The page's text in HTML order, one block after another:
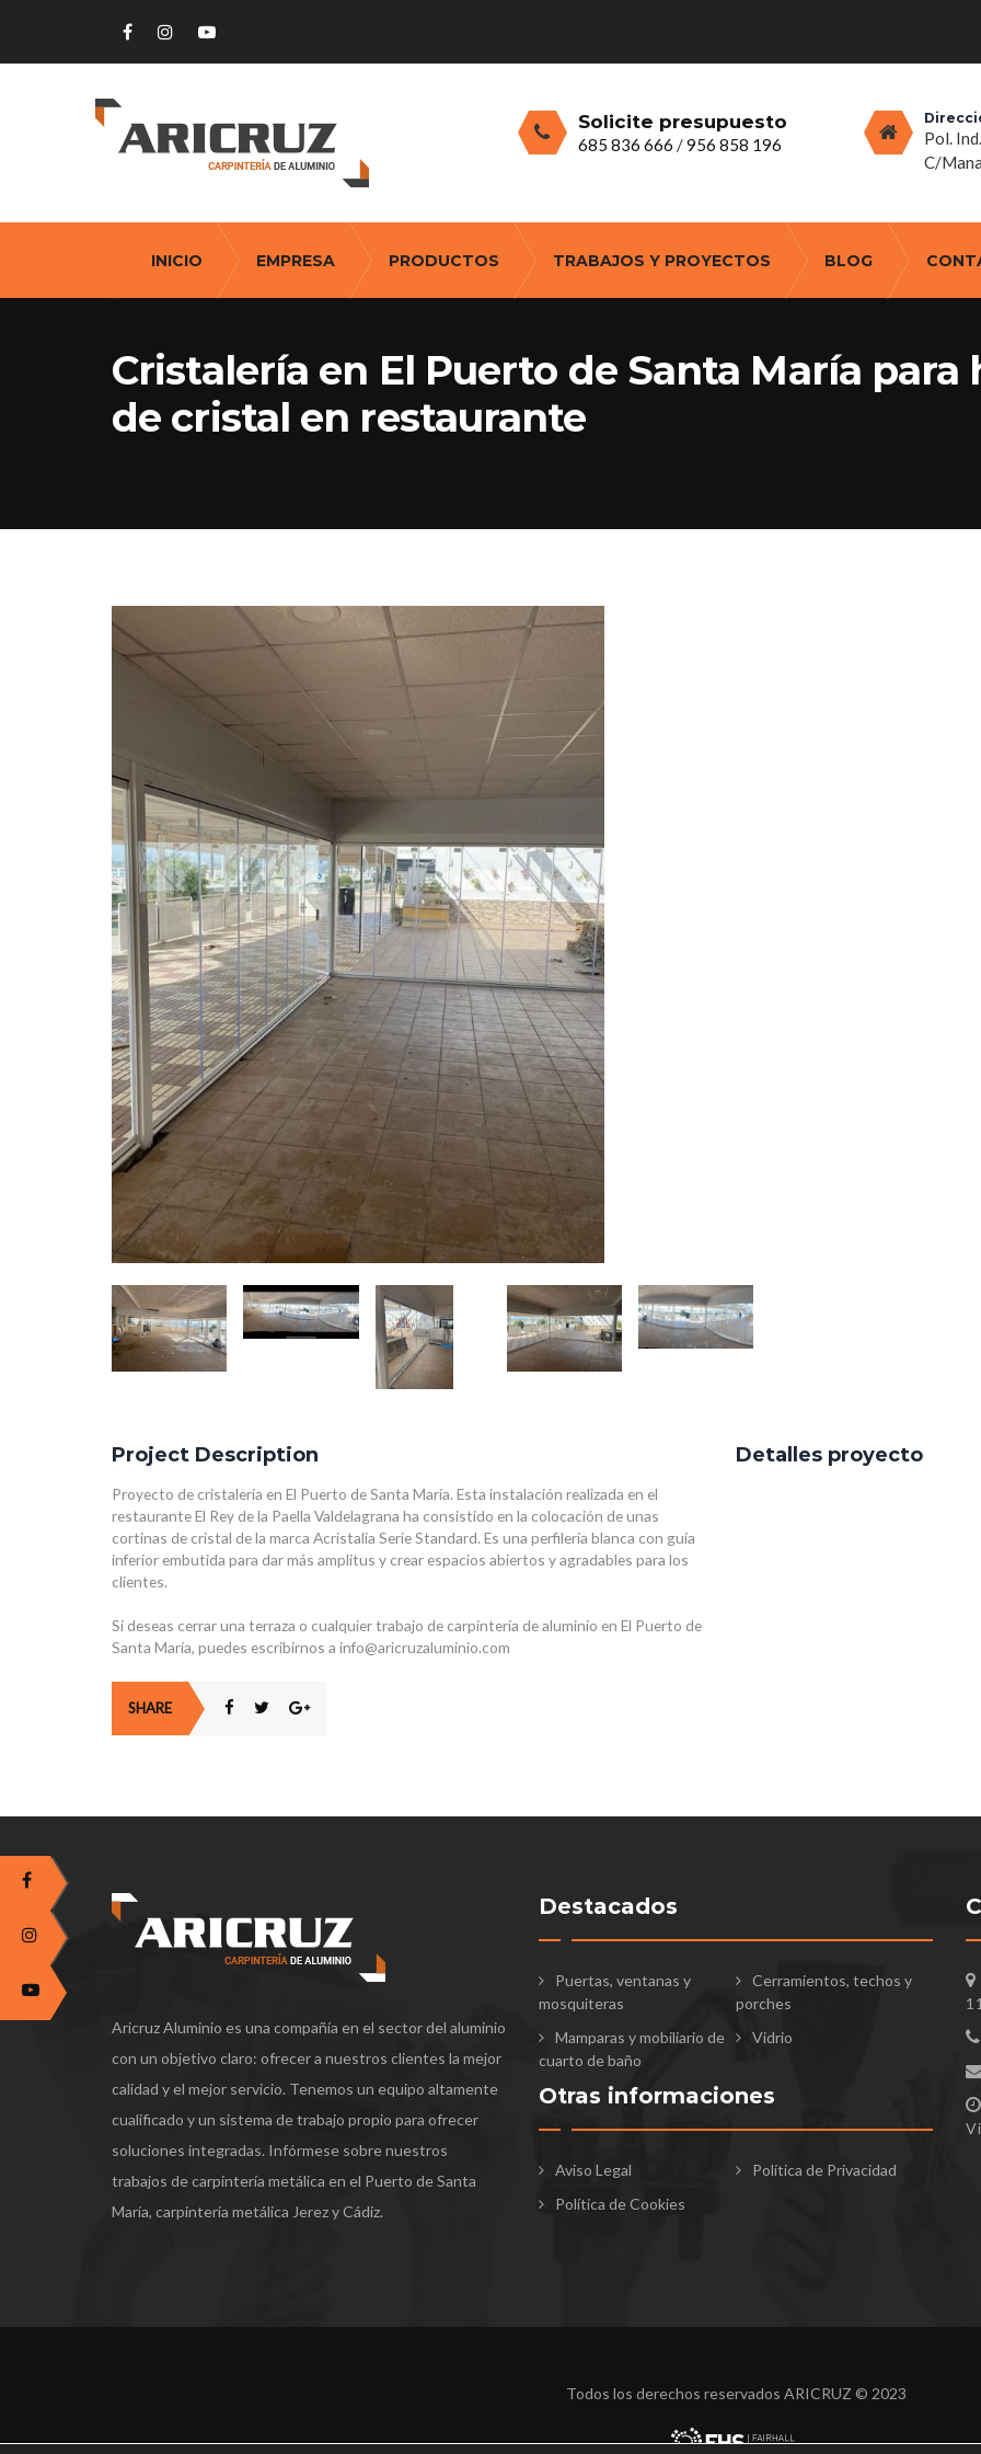
Solicite presupuesto
685 836 666 /956 858 196
Pol.
C/
INICIO EMPRESA PRODUCTOS TRABAJOS Y PROYECTOS BLOG
Cristalería en El Puerto de Santa María
de cristal en restaurante
Project Description
Proyecto de cristalería en El Puerto de Santa María. Esta instalación realizada en el
restaurante El Rey de la Paella Valdelagrana ha consistido en la colocación de unas
cortinas de cristal de la marca Acristalia Serie Standard. Es una perfilería blanca con guía
inferior embutida para dar más amplitus y crear espacios abiertos y agradables para los
clientes.
Si deseas cerrar una terraza o cualquier trabajo de carpintería de aluminio en El Puerto de
Santa María, puedes escribirnos a info@aricruzaluminio.com
Detalles proyecto
SHARE
Aricruz Aluminio es una compañía en el sector del aluminio
con un objetivo claro: ofrecer a nuestros clientes la mejor
calidad y el mejor servicio. Tenemos un equipo altamente
cualificado y un sistema de trabajo propio para ofrecer
soluciones integradas. Infórmese sobre nuestros
trabajos de carpintería metálica en el Puerto de Santa
María, carpintería metálica Jerez y Cádiz.
Destacados
Puertas, ventanas y
mosquiteras
Cerramientos, techos y
porches
Mamparas y mobiliario de
cuarto de baño
Vidrio
Otras informaciones
Aviso Legal
Política de Privacidad
Política de Cookies
Todos los derechos reservados ARICRUZ © 2023